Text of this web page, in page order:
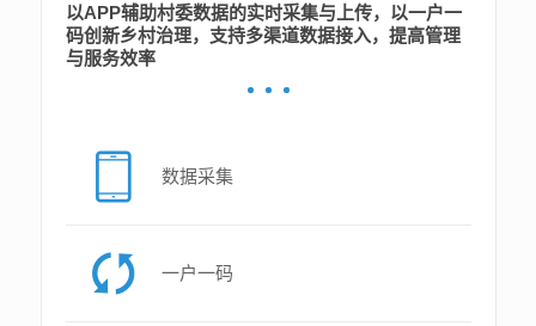
以APP辅助村委数据的实时采集与上传，以一户一
码创新乡村治理，支持多渠道数据接入，提高管理
与服务效率
数据采集
一户一码